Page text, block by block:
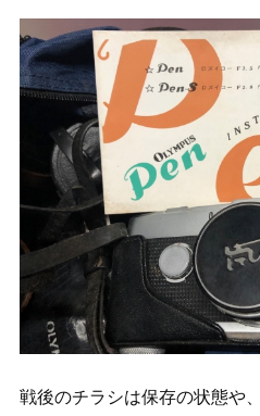
戦後のチラシは保存の状態や